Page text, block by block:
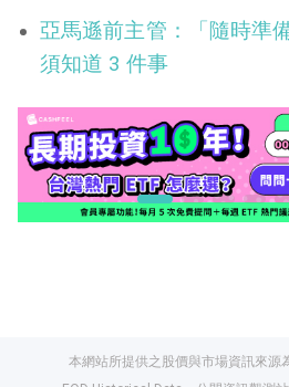
亞馬遜前主管：「隨時準
須知道 3 件事
本網站所提供之股價與市場資訊來源